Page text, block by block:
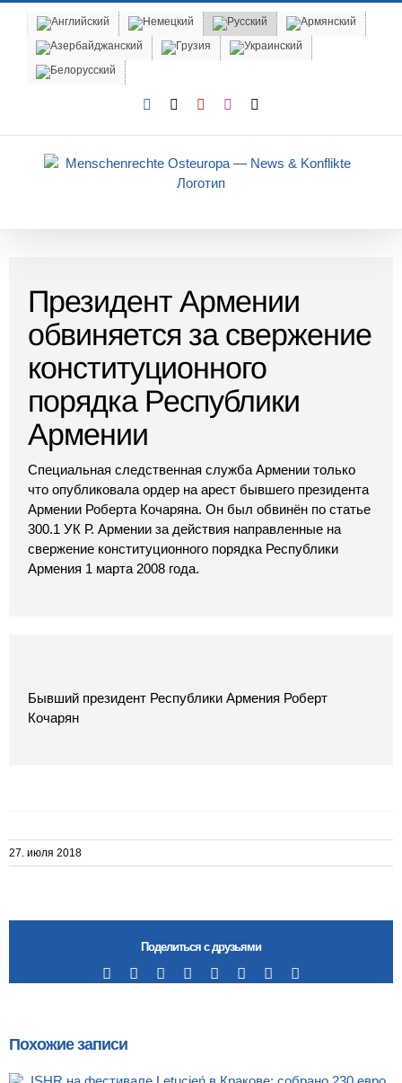
content
Facebook YouTubeInstagram
Президент Армении
обвиняется за свержение
конституционного
порядка Республики
Армении
Специальная следственная служба Армении только
что опубликовала ордер на арест бывшего президента
Армении Роберта Кочаряна. Он был обвинён по статье
300.1 УК Р. Армении за действия направленные на
свержение конституционного порядка Республики
Армения 1 марта 2008 года.
Бывший президент Республики Армения Роберт
Кочарян
27. июля 2018
Поделиться с друзьями
Facebook RedditLinkedIn
TumblrPinterest
Похожие записи